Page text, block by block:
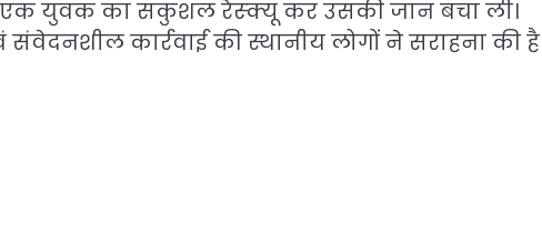
एक युवक का सकुशल रेस्क्यू कर उसकी जान बचा ली।
कार्रवाई की स्थानीय लोगों ने सराहना की